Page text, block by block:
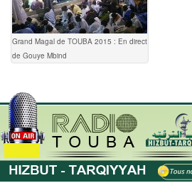
Grand Magal de TOUBA 2015 : En direct
de Gouye Mbind